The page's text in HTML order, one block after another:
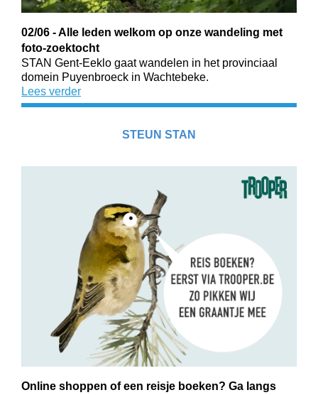
02/06 - Alle leden welkom op onze wandeling met
foto-zoektocht
STAN Gent-Eeklo gaat wandelen in het provinciaal
domein Puyenbroeck in Wachtebeke.
Lees verder
STEUN STAN
Online shoppen of een reisje boeken? Ga langs